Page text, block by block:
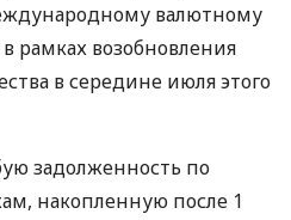
валютному
рамках возобновления
в середине июля этого
задолженность по
накопленную после 1